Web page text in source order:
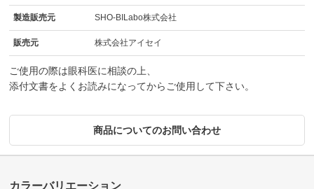
製造販売元 SHO-BILabo株式会社
販売元 株式会社アイセイ
ご使用の際は眼科医に相談の上、
添付文書をよくお読みになってからご使用して下さい。
商品についてのお問い合わせ